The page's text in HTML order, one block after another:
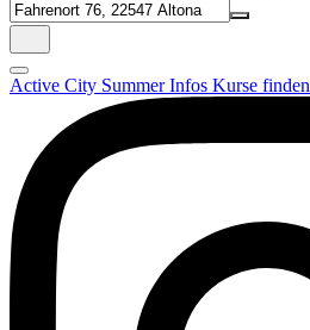
Active City SummerInfos Kurse finden